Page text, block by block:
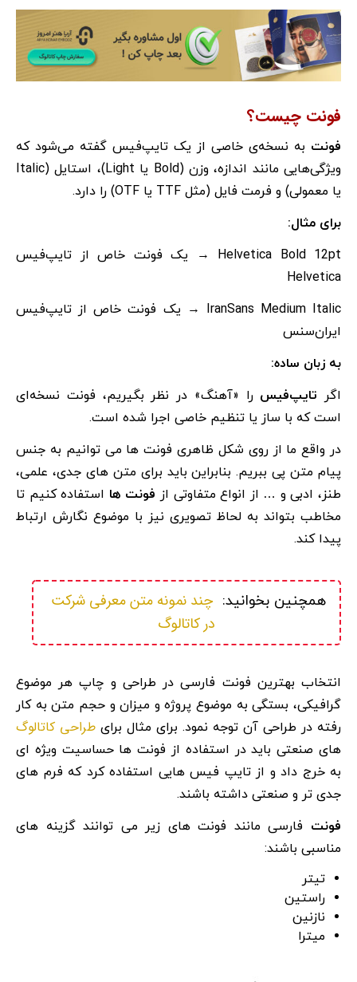
فونت چیست؟
فونت به نسخه‌ی خاصی از یک تایپ‌فیس گفته می‌شود که
ویژگی‌هایی مانند اندازه، وزن (Bold یا Light)، استایل (Italic
یا معمولی) و فرمت فایل (مثل TTF یا OTF) را دارد.
برای مثال:
Helvetica Bold 12pt → یک فونت خاص از تایپ‌فیس
Helvetica
IranSans Medium Italic → یک فونت خاص از تایپ‌فیس
ایران‌سنس
به زبان ساده:
اگر تایپ‌فیس را «آهنگ» در نظر بگیریم، فونت نسخه‌ای
است که با ساز یا تنظیم خاصی اجرا شده است.
در واقع ما از روی شکل ظاهری فونت ها می توانیم به جنس
پیام متن پی ببریم. بنابراین باید برای متن های جدی، علمی،
طنز،‌ ادبی و … از انواع متفاوتی از فونت ها استفاده کنیم تا
مخاطب بتواند به لحاظ تصویری نیز با موضوع نگارش ارتباط
پیدا کند.
همچنین بخوانید:
در کاتالوگ
انتخاب بهترین فونت فارسی در طراحی و چاپ هر موضوع
گرافیکی، بستگی به موضوع پروژه و میزان و حجم متن به کار
رفته در طراحی آن توجه نمود. برای مثال برای طراحی کاتالوگ
های صنعتی باید در استفاده از فونت ها حساسیت ویژه ای
به خرج داد و از تایپ فیس هایی استفاده کرد که فرم های
جدی تر و صنعتی داشته باشند.
فونت فارسی مانند فونت های زیر می توانند گزینه های
مناسبی باشند:
تیتر
راستین
نازنین
میترا